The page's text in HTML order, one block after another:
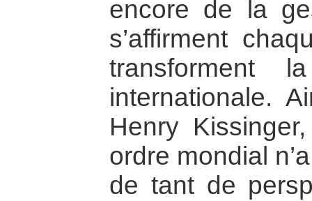
encore de la
s’affirment
transforment
internationale.
Henry
ordre mondial
de tant de